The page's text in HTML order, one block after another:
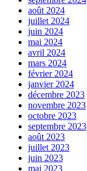
août 2024
juillet 2024
juin 2024
mai 2024
avril 2024
mars 2024
février 2024
janvier 2024
décembre 2023
novembre 2023
octobre 2023
septembre 2023
août 2023
juillet 2023
juin 2023
mai 2023